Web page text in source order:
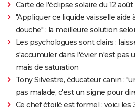
Carte de l'éclipse solaire du 12 août
"Appliquer ce liquide vaisselle aide
douche" : la meilleure solution
Les psychologues sont clairs :
s'accumuler dans l'évier n'est pas
mais de saturation
Tony Silvestre, éducateur canin :
pas malade, c'est un signe pour
Ce chef étoilé est formel : voici les